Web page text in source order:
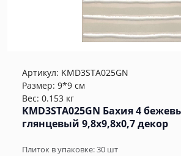
Артикул: KMD3STA025GN
Размер: 9*9 см
Вес: 0.153 кг
KMD3STA025GN Бахия 4
глянцевый 9,8x9,8x0,7 декор
Плиток в упаковке:30 шт